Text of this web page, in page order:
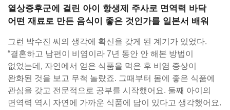
열상증후군에 걸린 아이 항생제 주사로 면역력 바닥
어떤 재료로 만든 음식이 좋은 것인가를 일본서 배워
그런 박수진 씨의 생각에 확신을 갖게 된 계기가 있었다.
“결혼하고 남편이 비염이라 7년 동안 안 해본 방법이
없었는데, 자연에서 얻은 식품을 먹은 후 비염 증상이
완화된 것을 보고 무척 놀랐죠. 그때부터 몸에 좋은 식품에
관심을 갖고 전문적으로 공부를 시작했어요. 둘째 아이의
면역력 역시 자연에 가까운 식품에 답이 있다고 생각했어요.